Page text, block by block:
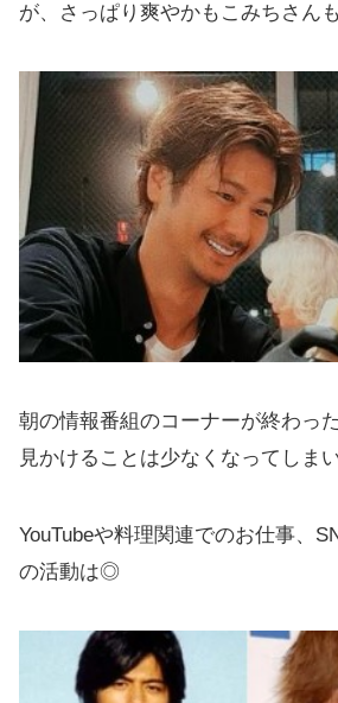
が、さっぱり爽やかもこみちさん
朝の情報番組のコーナーが終わっ
見かけることは少なくなってしま
YouTubeや料理関連でのお仕事、
の活動は◎